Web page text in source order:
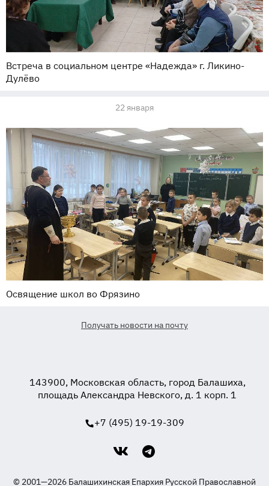
Встреча в социальном центре «Надежда» г. Ликино-
Дулёво
22 января
Освящение школ во Фрязино
Получать новости на почту
143900, Московская область, город Балашиха,
площадь Александра Невского, д. 1 корп. 1
+7 (495) 19-19-309
© 2001—2026 Балашихинская Епархия Русской Православной